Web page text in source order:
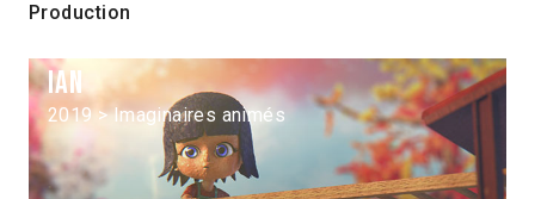
Production
Ian
2019 > Imaginaires animés